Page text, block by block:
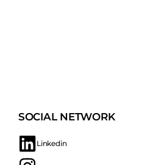
SOCIAL NETWORK
Linkedin